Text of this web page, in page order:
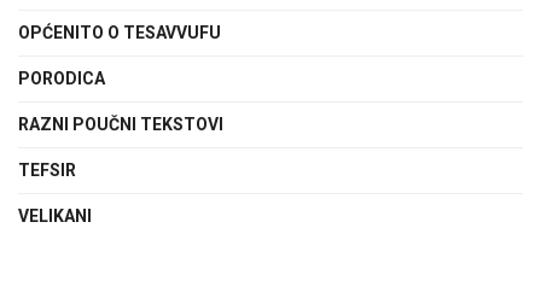
OPĆENITO O TESAVVUFU
PORODICA
RAZNI POUČNI TEKSTOVI
TEFSIR
VELIKANI